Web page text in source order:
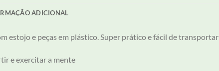
ADICIONAL
estojo e peças em plástico. Super prático e fácil de transportar
e exercitar a mente